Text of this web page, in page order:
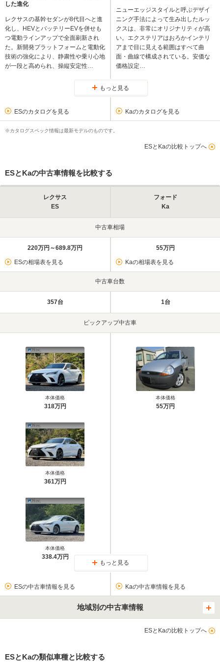
した進化
レクサスの基幹セダンが8代目へと進
化し、HEVとバッテリーEVを併せも
つ電動ラインアップで全面刷新され
た。新開発プラットフォームと電動化
技術の強化により、静粛性や乗り心地
が一段と高められ、操縦安定性…
ニューエッジスタイルと呼ぶデザイ
ニング手法によって生み出したルッ
クスは、非常にオリジナリティが高
い。エクステリアはおろかインテリ
アまで目に見える範囲はすべて曲
面・曲線で構成されている。安価な
価格設定…
もっと見る
ESのカタログを見る Kaのカタログを見る
※カタログスペック情報は最新モデルのものです。
ESとKaの比較トップへ
ESとKaの中古車情報を比較する
レクサス
ES
フォード
Ka
中古車相場
220万円～689.8万円
ESの相場表を見る
55万円
Kaの相場表を見る
中古車台数
357台 1台
ピックアップ中古車
本体価格
318万円
本体価格
361万円
本体価格
338.4万円
本体価格
55万円
もっと見る
ESの中古車情報を見る Kaの中古車情報を見る
地域別の中古車情報
ESとKaの比較トップへ
ESとKaの類似車種と比較する